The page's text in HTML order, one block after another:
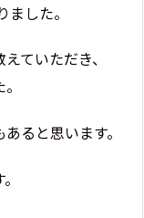
した。
ていただき、
ると思います。